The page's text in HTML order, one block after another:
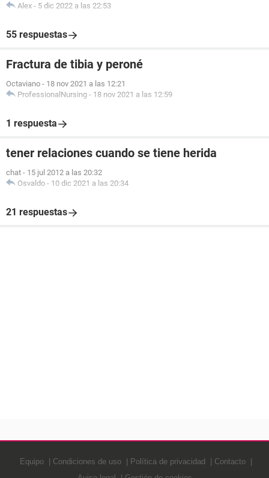
Alex - 5 dic 2022 a las 22:53
55 respuestas
Fractura de tibia y peroné
Octaviano - 18 nov 2021 a las 12:21
ProfessionalNursing - 18 nov 2021 a las 12:59
1 respuesta
tener relaciones cuando se tiene herida
chat - 15 jul 2012 a las 20:32
Osvaldo - 10 dic 2021 a las 20:34
21 respuestas
Equipo Condiciones de uso Política de privacidad
Contacto